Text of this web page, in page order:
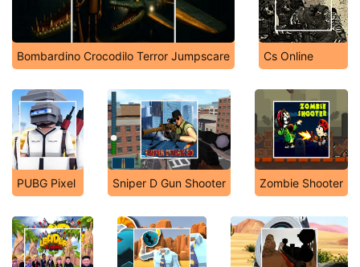
Bombardino Crocodilo Terror Jumpscare Cs Online
PUBG Pixel Sniper D Gun Shooter Zombie Shooter